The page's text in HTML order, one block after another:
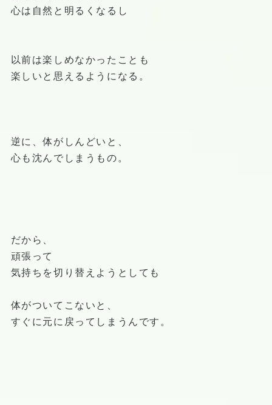
心は自然と明るくなるし
以前は楽しめなかったことも
楽しいと思えるようになる。
逆に、体がしんどいと、
心も沈んでしまうもの。
だから、
頑張って
気持ちを切り替えようとしても
体がついてこないと、
すぐに元に戻ってしまうんです。